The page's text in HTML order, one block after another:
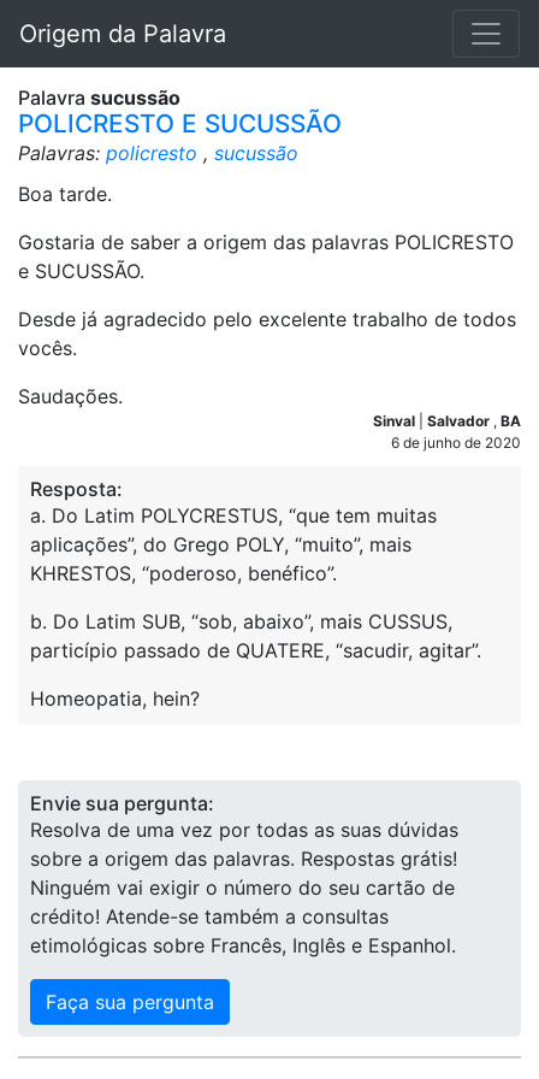
Origem da Palavra
Palavra sucussão
POLICRESTO E SUCUSSÃO
Palavras: policresto , sucussão
Boa tarde.
Gostaria de saber a origem das palavras POLICRESTO
e SUCUSSÃO.
Desde já agradecido pelo excelente trabalho de todos
vocês.
Saudações.
Sinval Salvador , BA
6 de junho de 2020
Resposta:
a. Do Latim POLYCRESTUS, “que tem muitas
aplicações”, do Grego POLY, “muito”, mais
KHRESTOS, “poderoso, benéfico”.
b. Do Latim SUB, “sob, abaixo”, mais CUSSUS,
particípio passado de QUATERE, “sacudir, agitar”.
Homeopatia, hein?
Envie sua pergunta:
Resolva de uma vez por todas as suas dúvidas
sobre a origem das palavras. Respostas grátis!
Ninguém vai exigir o número do seu cartão de
crédito! Atende-se também a consultas
etimológicas sobre Francês, Inglês e Espanhol.
Faça sua pergunta